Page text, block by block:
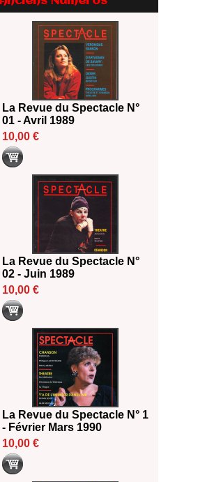
Le palmarès des prix SACD
Les 10 lauréats du Fonds
Formes Théâtre 2026
Nomination de Nathalie
et Olivier Saccomano à
direction du Théâtre de
- CDN
06/2026
Dispositif SACD Auteurs
: les lauréats 2026
La Revue du Spectacle N°
01 - Avril 1989
10,00 €
La Revue du Spectacle N°
02 - Juin 1989
10,00 €
La Revue du Spectacle N° 1
- Février Mars 1990
10,00 €